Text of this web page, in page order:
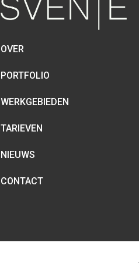
OVER
PORTFOLIO
WERKGEBIEDEN
TARIEVEN
NIEUWS
CONTACT